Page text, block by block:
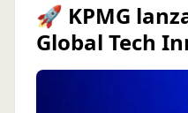
🚀 KPMG
Global Tech